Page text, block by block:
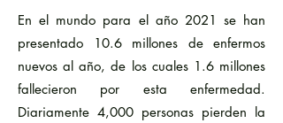
En el mundo para el año 2021 se han
presentado 10.6 millones de enfermos
nuevos al año, de los cuales 1.6 millones
fallecieron por esta enfermedad.
Diariamente 4,000 personas pierden la